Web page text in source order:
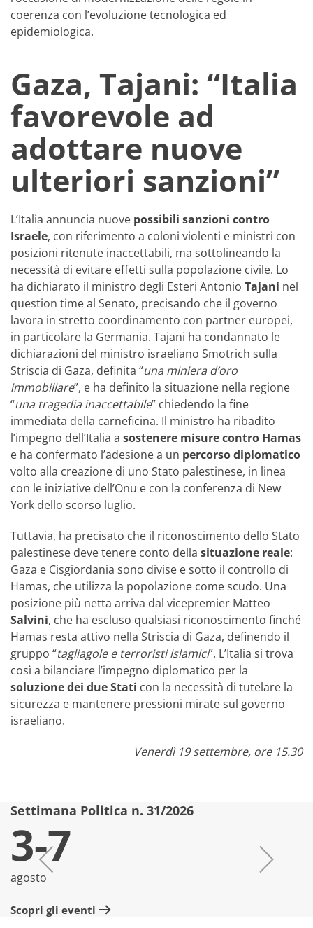
coerenza con l’evoluzione tecnologica ed
epidemiologica.
Gaza, Tajani: “Italia
favorevole ad
adottare nuove
ulteriori sanzioni”
L’Italia annuncia nuove possibili sanzioni contro
Israele, con riferimento a coloni violenti e ministri con
posizioni ritenute inaccettabili, ma sottolineando la
necessità di evitare effetti sulla popolazione civile. Lo
ha dichiarato il ministro degli Esteri Antonio Tajani nel
question time al Senato, precisando che il governo
lavora in stretto coordinamento con partner europei,
in particolare la Germania. Tajani ha condannato le
dichiarazioni del ministro israeliano Smotrich sulla
Striscia di Gaza, definita “una miniera d’oro
immobiliare”, e ha definito la situazione nella regione
“una tragedia inaccettabile” chiedendo la fine
immediata della carneficina. Il ministro ha ribadito
l’impegno dell’Italia a sostenere misure contro Hamas
e ha confermato l’adesione a un percorso diplomatico
volto alla creazione di uno Stato palestinese, in linea
con le iniziative dell’Onu e con la conferenza di New
York dello scorso luglio.
Tuttavia, ha precisato che il riconoscimento dello Stato
palestinese deve tenere conto della situazione reale:
Gaza e Cisgiordania sono divise e sotto il controllo di
Hamas, che utilizza la popolazione come scudo. Una
posizione più netta arriva dal vicepremier Matteo
Salvini, che ha escluso qualsiasi riconoscimento finché
Hamas resta attivo nella Striscia di Gaza, definendo il
gruppo “tagliagole e terroristi islamici”. L’Italia si trova
così a bilanciare l’impegno diplomatico per la
soluzione dei due Stati con la necessità di tutelare la
sicurezza e mantenere pressioni mirate sul governo
israeliano.
Venerdì 19 settembre, ore 15.30
Settimana Politica n. 31/2026
3-7
agosto
Scopri gli eventi